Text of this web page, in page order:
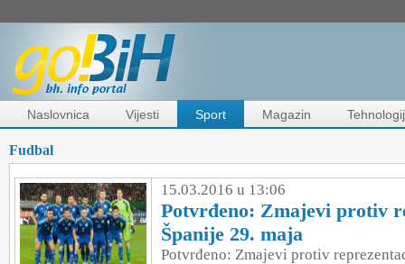
Naslovnica Vijesti Sport Magazin
Fudbal
15.03.2016 u 13:06
Potvrđeno: Zmajevi protiv
Španije 29. maja
Potvrđeno: Zmajevi protiv